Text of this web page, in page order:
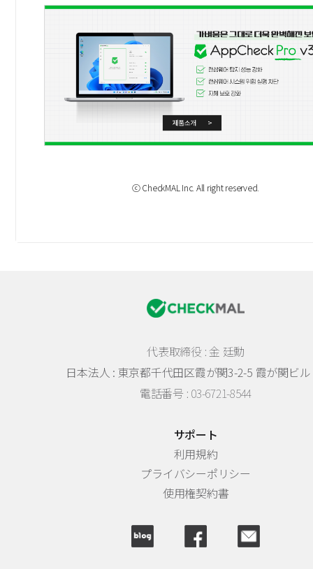
ⓒ CheckMAL Inc. All right reserved.
代表取締役 : 金 廷勳
日本法人 : 東京都千代田区霞が関3-2-5 霞が関ビル
電話番号 : 03-6721-8544
サポート
利用規約
プライバシーポリシー
使用権契約書